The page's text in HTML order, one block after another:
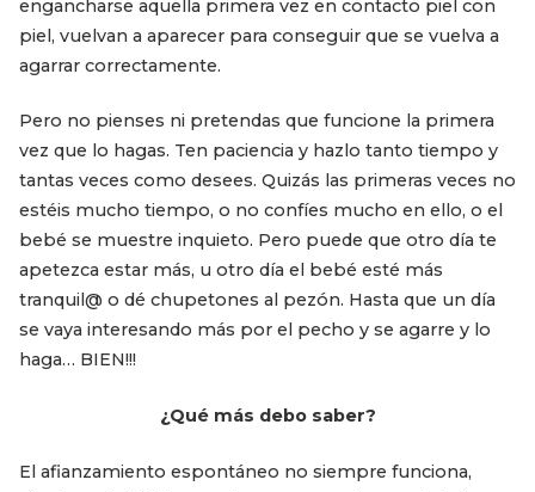
engancharse aquella primera vez en contacto piel con
piel, vuelvan a aparecer para conseguir que se vuelva a
agarrar correctamente.
Pero no pienses ni pretendas que funcione la primera
vez que lo hagas. Ten paciencia y hazlo tanto tiempo y
tantas veces como desees. Quizás las primeras veces no
estéis mucho tiempo, o no confíes mucho en ello, o el
bebé se muestre inquieto. Pero puede que otro día te
apetezca estar más, u otro día el bebé esté más
tranquil@ o dé chupetones al pezón. Hasta que un día
se vaya interesando más por el pecho y se agarre y lo
haga… BIEN!!!
¿Qué más debo saber?
El afianzamiento espontáneo no siempre funciona,